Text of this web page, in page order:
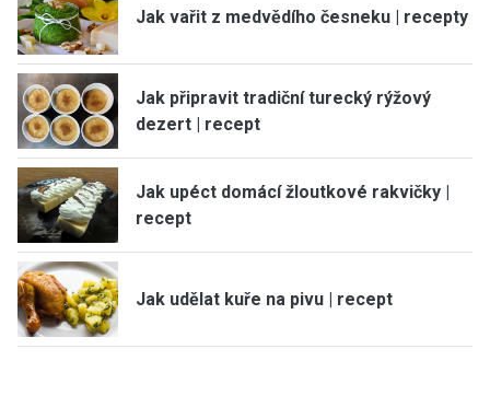
Jak vařit z medvědího česneku | recepty
Jak připravit tradiční turecký rýžový
dezert | recept
Jak upéct domácí žloutkové rakvičky |
recept
Jak udělat kuře na pivu | recept